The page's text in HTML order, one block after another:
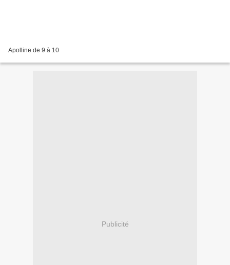
Apolline de 9 à 10
Publicité